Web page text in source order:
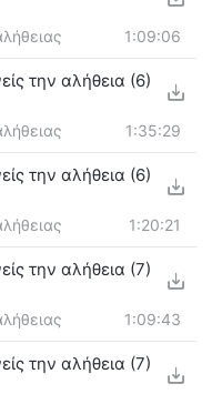
1:09:06
την αλήθεια (6)
1:35:29
την αλήθεια (6)
1:20:21
την αλήθεια (7)
1:09:43
την αλήθεια (7)